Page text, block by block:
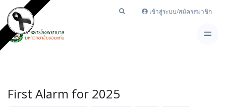
เข้าสู่ระบบ/สมัครสมาชิก
First Alarm for 2025